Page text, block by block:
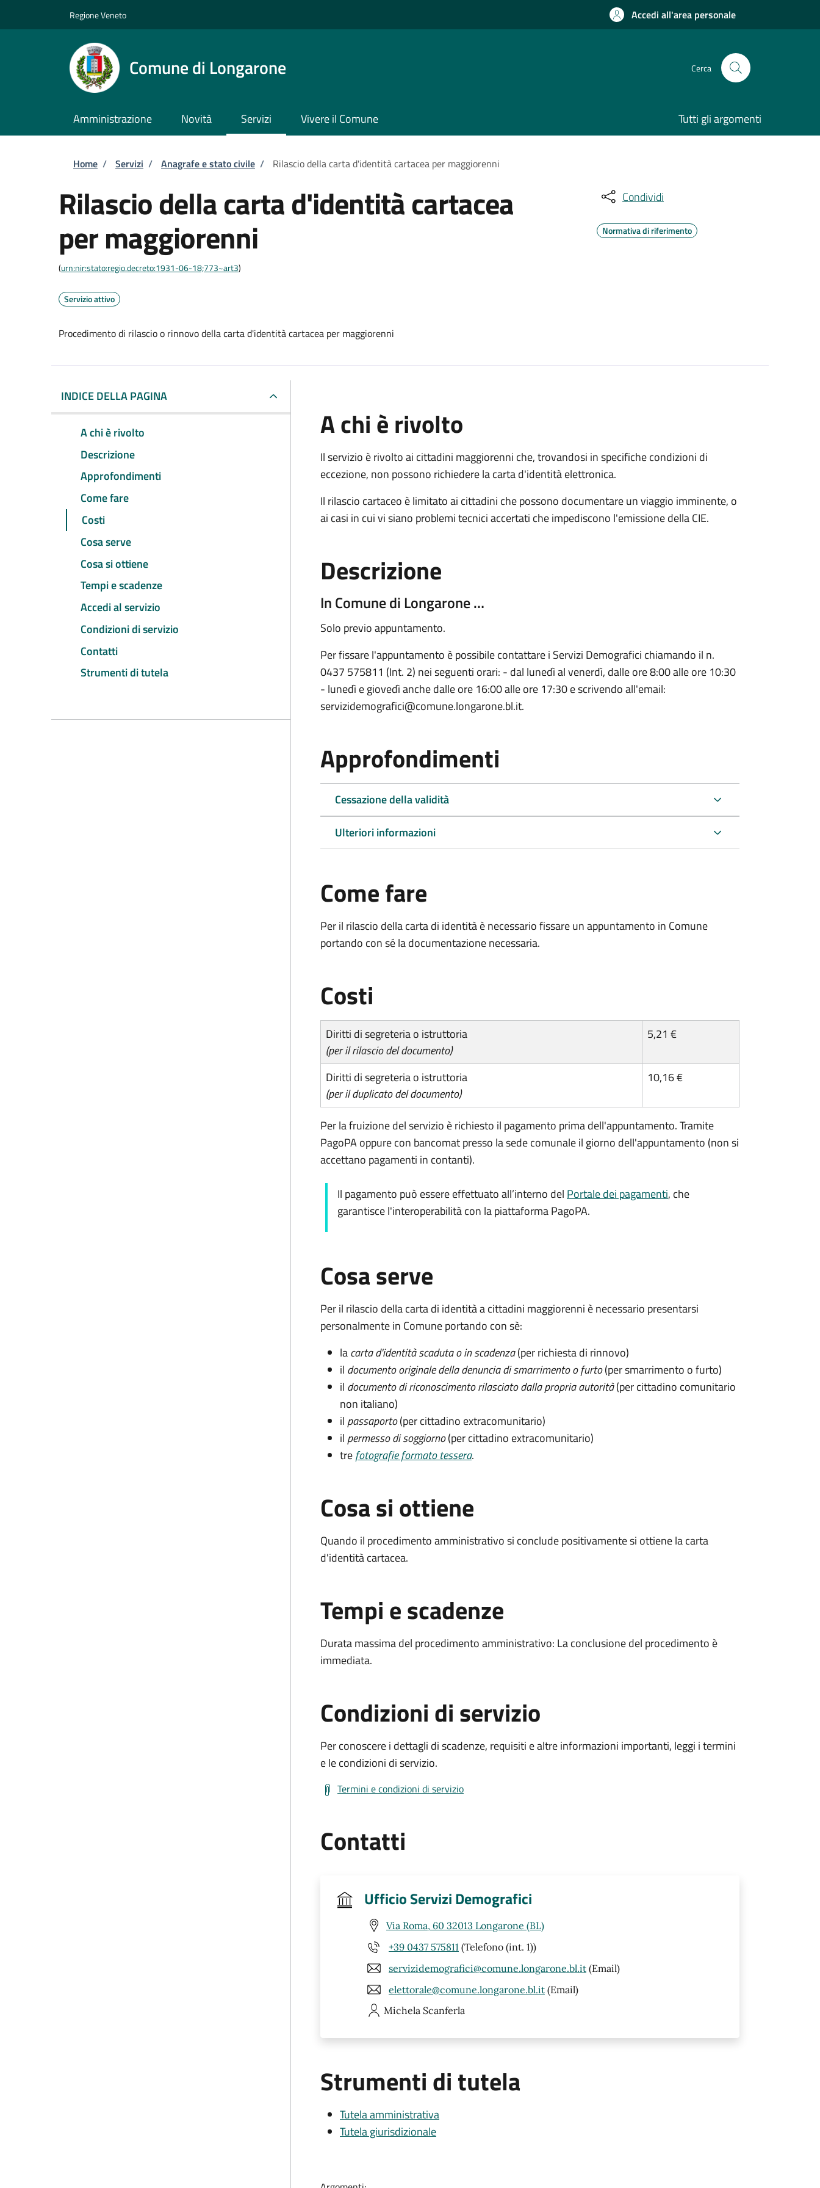
Regione Veneto Accedi all'area personale
Comune di Longarone Cerca
Amministrazione Novità Servizi Vivere il Comune Tutti gli argomenti
Briciole di pane
Home / Servizi / Anagrafe e stato civile / Rilascio della carta d'identità cartacea per maggiorenni
Rilascio della carta d'identità cartacea
per maggiorenni
(urn:nir:stato:regio.decreto:1931-06-18;773~art3)
Servizio attivo
Procedimento di rilascio o rinnovo della carta d'identità cartacea per maggiorenni
Condividi
Normativa di riferimento
INDICE DELLA PAGINA
A chi è rivolto
Descrizione
Approfondimenti
Come fare
Costi
Cosa serve
Cosa si ottiene
Tempi e scadenze
Accedi al servizio
Condizioni di servizio
Contatti
Strumenti di tutela
A chi è rivolto
Il servizio è rivolto ai cittadini maggiorenni che, trovandosi in specifiche condizioni di
eccezione, non possono richiedere la carta d'identità elettronica.
Il rilascio cartaceo è limitato ai cittadini che possono documentare un viaggio imminente, o
ai casi in cui vi siano problemi tecnici accertati che impediscono l'emissione della CIE.
Descrizione
In Comune di Longarone …
Solo previo appuntamento.
Per fissare l'appuntamento è possibile contattare i Servizi Demografici chiamando il n.
0437 575811 (Int. 2) nei seguenti orari: - dal lunedì al venerdì, dalle ore 8:00 alle ore 10:30
- lunedì e giovedì anche dalle ore 16:00 alle ore 17:30 e scrivendo all'email:
servizidemografici@comune.longarone.bl.it.
Approfondimenti
Cessazione della validità
Ulteriori informazioni
Come fare
Per il rilascio della carta di identità è necessario fissare un appuntamento in Comune
portando con sé la documentazione necessaria.
Costi
Diritti di segreteria o istruttoria
(per il rilascio del documento)
5,21 €
Diritti di segreteria o istruttoria
(per il duplicato del documento)
10,16 €
Per la fruizione del servizio è richiesto il pagamento prima dell'appuntamento. Tramite
PagoPA oppure con bancomat presso la sede comunale il giorno dell'appuntamento (non si
accettano pagamenti in contanti).
Il pagamento può essere effettuato all’interno del Portale dei pagamenti, che
garantisce l'interoperabilità con la piattaforma PagoPA.
Cosa serve
Per il rilascio della carta di identità a cittadini maggiorenni è necessario presentarsi
personalmente in Comune portando con sè:
lacarta d'identità scaduta o in scadenza(per richiesta di rinnovo)
il documento originale della denuncia di smarrimento o furto(per smarrimento o furto)
il documento di riconoscimento rilasciato dalla propria autorità(per cittadino comunitario
non italiano)
il passaporto(per cittadino extracomunitario)
il permesso di soggiorno(per cittadino extracomunitario)
trefotografie formato tessera.
Cosa si ottiene
Quando il procedimento amministrativo si conclude positivamente si ottiene la carta
d'identità cartacea.
Tempi e scadenze
Durata massima del procedimento amministrativo: La conclusione del procedimento è
immediata.
Condizioni di servizio
Per conoscere i dettagli di scadenze, requisiti e altre informazioni importanti, leggi i termini
e le condizioni di servizio.
Termini e condizioni di servizio
Contatti
Ufficio Servizi Demografici
Via Roma, 60 32013 Longarone (BL)
+39 0437 575811 (Telefono (int. 1))
servizidemografici@comune.longarone.bl.it (Email)
elettorale@comune.longarone.bl.it (Email)
Michela Scanferla
Strumenti di tutela
Tutela amministrativa
Tutela giurisdizionale